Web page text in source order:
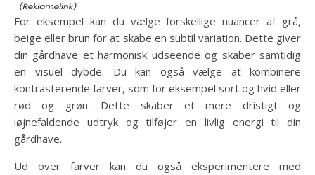
For eksempel kan du vælge forskellige nuancer af grå,
beige eller brun for at skabe en subtil variation. Dette giver
din gårdhave et harmonisk udseende og skaber samtidig
en visuel dybde. Du kan også vælge at kombinere
kontrasterende farver, som for eksempel sort og hvid eller
rød og grøn. Dette skaber et mere dristigt og
iøjnefaldende udtryk og tilføjer en livlig energi til din
gårdhave.
Ud over farver kan du også eksperimentere med